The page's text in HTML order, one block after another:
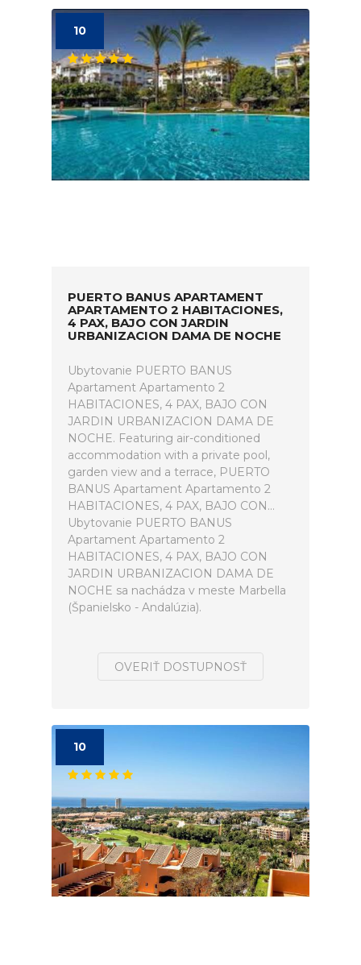
10
PUERTO BANUS APARTAMENT
APARTAMENTO 2 HABITACIONES,
4 PAX, BAJO CON JARDIN
URBANIZACION DAMA DE NOCHE
Ubytovanie PUERTO BANUS
Apartament Apartamento 2
HABITACIONES, 4 PAX, BAJO CON
JARDIN URBANIZACION DAMA DE
NOCHE. Featuring air-conditioned
accommodation with a private pool,
garden view and a terrace, PUERTO
BANUS Apartament Apartamento 2
HABITACIONES, 4 PAX, BAJO CON...
Ubytovanie PUERTO BANUS
Apartament Apartamento 2
HABITACIONES, 4 PAX, BAJO CON
JARDIN URBANIZACION DAMA DE
NOCHE sa nachádza v meste Marbella
(Španielsko - Andalúzia).
OVERIŤ DOSTUPNOSŤ
10